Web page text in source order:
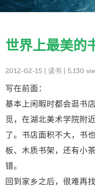
世界上最美的
2012-02-15 |读书 | 5,130
写在前面：
基本上闲暇时都会逛书
觅，在湖北美术学院附
了。书店面积不大，书
板、木质书架，还有小
错。
回到家乡之后，很难再